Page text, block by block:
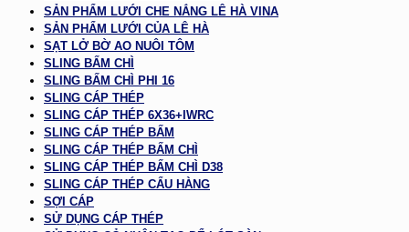
SẢN PHẨM LƯỚI CHE NẮNG LÊ HÀ VINA
SẢN PHẨM LƯỚI CỦA LÊ HÀ
SẠT LỞ BỜ AO NUÔI TÔM
SLING BẤM CHÌ
SLING BẤM CHÌ PHI 16
SLING CÁP THÉP
SLING CÁP THÉP 6X36+IWRC
SLING CÁP THÉP BẤM
SLING CÁP THÉP BẤM CHÌ
SLING CÁP THÉP BẤM CHÌ D38
SLING CÁP THÉP CẨU HÀNG
SỢI CÁP
SỬ DỤNG CÁP THÉP